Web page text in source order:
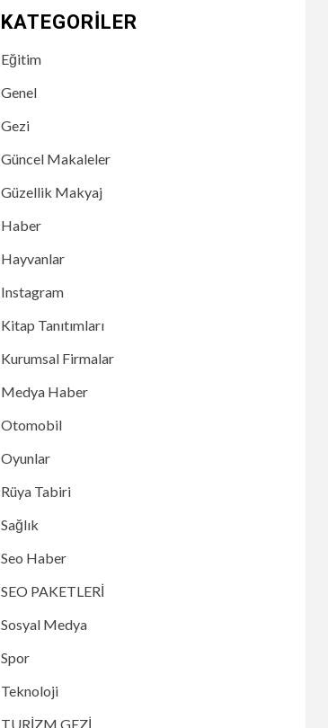
KATEGORILER
Eğitim
Genel
Gezi
Güncel Makaleler
Güzellik Makyaj
Haber
Hayvanlar
Instagram
Kitap Tanıtımları
Kurumsal Firmalar
Medya Haber
Otomobil
Oyunlar
Rüya Tabiri
Sağlık
Seo Haber
SEO PAKETLERİ
Sosyal Medya
Spor
Teknoloji
TURİZM GEZİ